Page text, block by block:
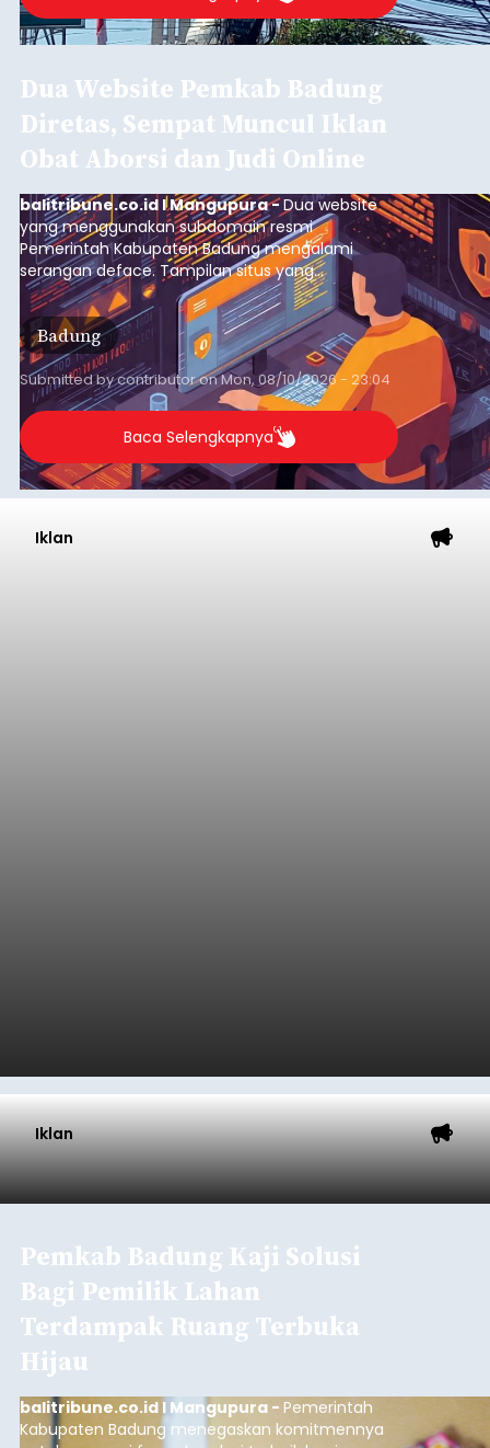
Dua Website Pemkab Badung
Diretas, Sempat Muncul Iklan
Obat Aborsi dan Judi Online
balitribune.co.id I Mangupura -Dua website
yang menggunakan subdomain resmi
Pemerintah Kabupaten Badung mengalami
serangan deface. Tampilan situs yang
semestinya digunakan untuk menyajikan
informasi pemerintahan justru diubah menjadi
iklan obat aborsi dan judi online.
Badung
Submitted bycontributoronMon, 08/10/2026 - 23:04
Baca Selengkapnya
Iklan
Iklan
Pemkab Badung Kaji Solusi
Bagi Pemilik Lahan
Terdampak Ruang Terbuka
Hijau
balitribune.co.id I Mangupura - Pemerintah
Kabupaten Badung menegaskan komitmennya